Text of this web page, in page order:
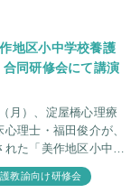
地区小中学校養護
同研修会にて講演
月）、淀屋橋心理療
理士・福田俊介が、
れた「美作地区小中学
会 合同研修会」に
講師として、先生方
教諭向け研修会